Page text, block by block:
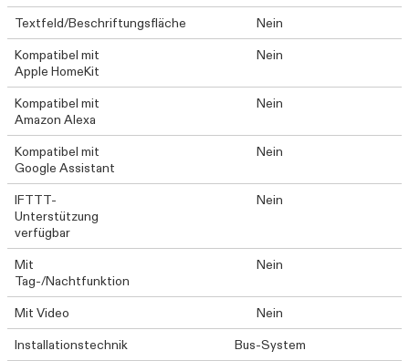
Textfeld/Beschriftungsfläche
Nein
Kompatibel mit
Apple HomeKit
Nein
Kompatibel mit
Amazon Alexa
Nein
Kompatibel mit
Google Assistant
Nein
IFTTT-
Unterstützung
verfügbar
Nein
Mit
Tag-/Nachtfunktion
Nein
Mit Video
Nein
Installationstechnik
Bus-System